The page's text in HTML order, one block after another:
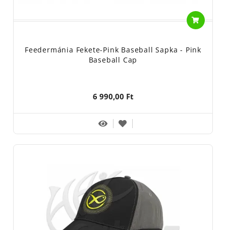
Feedermánia Fekete-Pink Baseball Sapka - Pink
Baseball Cap
6 990,00 Ft